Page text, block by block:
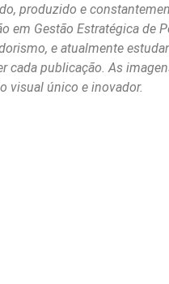
produzido e
em Gestão Estratégica de
e atualmente
cada publicação. As
visual único e inovador.